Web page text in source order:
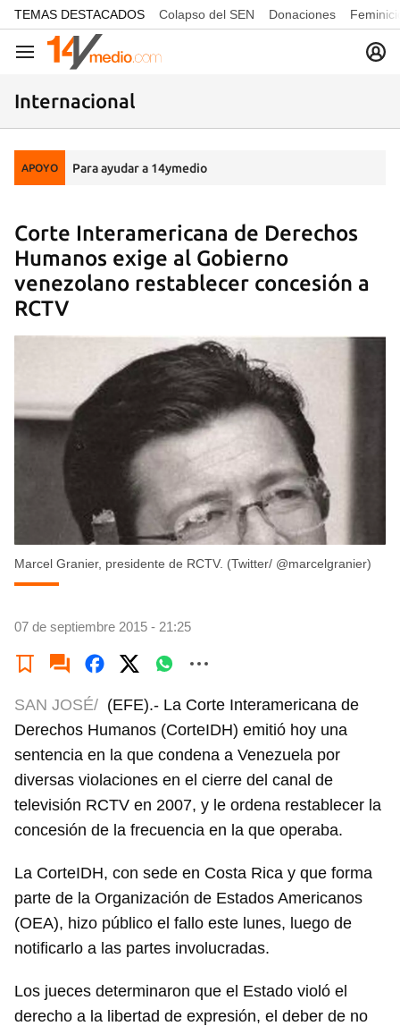
common.go-to-content
TEMAS DESTACADOS Colapso del SEN Donaciones
Navegación
Internacional
APOYO Para ayudar a 14ymedio
Corte Interamericana de Derechos
Humanos exige al Gobierno
venezolano restablecer concesión a
RCTV
Marcel Granier, presidente de RCTV. (Twitter/ @marcelgranier)
07 de septiembre 2015 - 21:25
SAN JOSÉ/ (EFE).- La Corte Interamericana de
Derechos Humanos (CorteIDH) emitió hoy una
sentencia en la que condena a Venezuela por
diversas violaciones en el cierre del canal de
televisión RCTV en 2007, y le ordena restablecer la
concesión de la frecuencia en la que operaba.
La CorteIDH, con sede en Costa Rica y que forma
parte de la Organización de Estados Americanos
(OEA), hizo público el fallo este lunes, luego de
notificarlo a las partes involucradas.
Los jueces determinaron que el Estado violó el
derecho a la libertad de expresión, el deber de no